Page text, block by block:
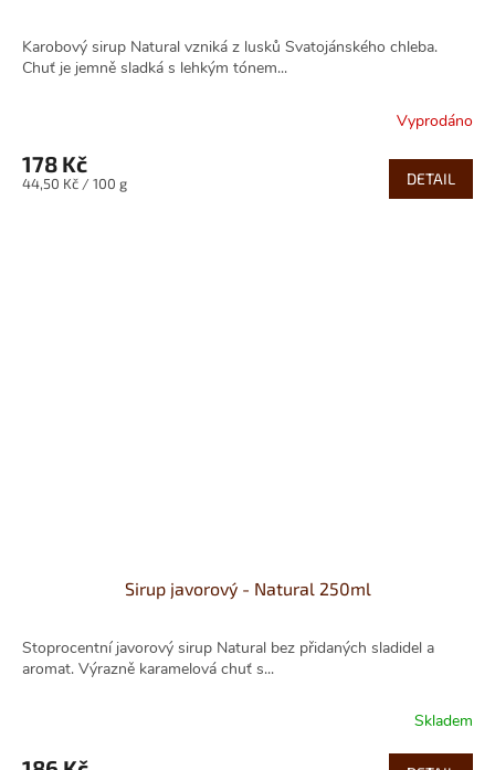
Karobový sirup Natural vzniká z lusků Svatojánského chleba.
Chuť je jemně sladká s lehkým tónem...
Vyprodáno
178 Kč
Měrná
44,50 Kč / 100 g DETAIL
Sirup javorový - Natural 250ml
Stoprocentní javorový sirup Natural bez přidaných sladidel a
aromat. Výrazně karamelová chuť s...
Skladem